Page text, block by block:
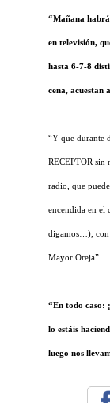
“Mañana
en televisión,
hasta 6-7-8
cena, acuestan
“Y que durante
RECEPTOR sin
radio, que
encendida en el
digamos…), con
Mayor Oreja”.
“En todo caso:
lo estáis
luego nos